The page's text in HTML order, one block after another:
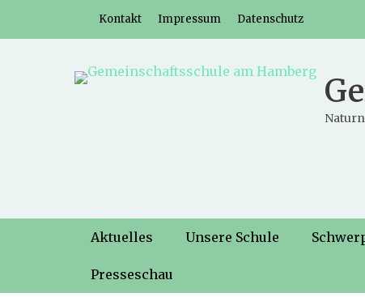
Header-Menü
Weiter
Kontakt Impressum Datenschutz
Hauptmenü
Weiter
Inhalt
Aktuelles Unsere Schule
Presseschau